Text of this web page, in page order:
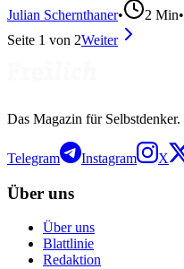
Julian Schernthaner• 2 Min•
Seite 1 von 2Weiter
Das Magazin für Selbstdenker.
Telegram Instagram X
Über uns
Über uns
Blattlinie
Redaktion